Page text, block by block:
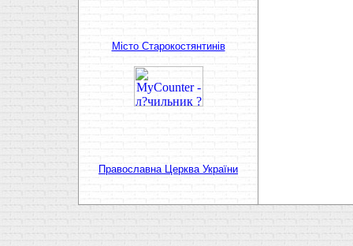
Мiсто Старокостянтинiв
Православна Церква України